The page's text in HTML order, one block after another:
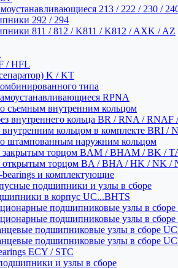
213 / 222 / 230 /
292 / 294
811 / 812 / K811 / K812 / AXK / AZ
/ HFL
K / KT
типа
RPNA
съемным внутренним кольцом
внутреннего кольца BR / RNA /
кольцом в комплекте BRI
штампованным наружним кольцом
закрытым торцом BAM / BHAM / BK /
открытым торцом BA / BHA / HK / NK /
и комплектующие
подшипники и узлы в сборе
в корпус UC...BHTS
подшипниковые узлы в сборе
подшипниковые узлы в
подшипниковые узлы в сборе
подшипниковые узлы в сборе
ECY / STC
и узлы в сборе